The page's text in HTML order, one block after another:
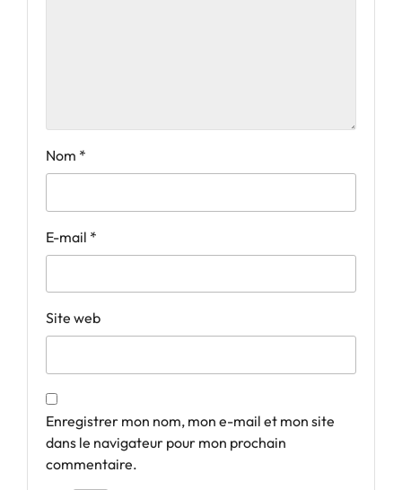
Nom *
E-mail *
Site web
Enregistrer mon nom, mon e-mail et mon site
dans le navigateur pour mon prochain
commentaire.